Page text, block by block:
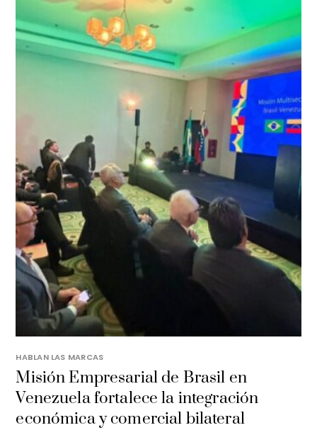
HABLAN LAS MARCAS
Misión Empresarial de Brasil en
Venezuela fortalece la integración
económica y comercial bilateral